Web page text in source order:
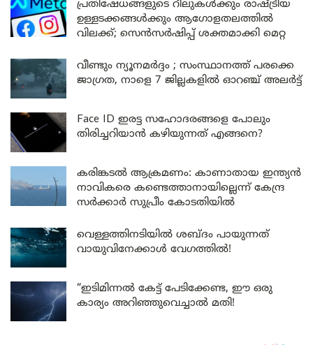
പ്രതിഷേധങ്ങളുടെ റീലുകൾക്കും രാഷ്ട്രീയ
ഉള്ളടക്കങ്ങൾക്കും ആഗോളതലത്തിൽ
വിലക്ക്; സെൻസർഷിപ്പ് ശക്തമാക്കി മെറ്റ
വീണ്ടും ന്യൂനമർദ്ദം ; സംസ്ഥാനത്ത് പരക്കെ
ജാഗ്രത, നാളെ 7 ജില്ലകളിൽ ഓറഞ്ച് അലർട്ട്
Face ID ഇരട്ട സഹോദരങ്ങളെ പോലും
തിരിച്ചറിയാൻ കഴിയുന്നത് എങ്ങനെ?
കരിങ്കടൽ ആക്രമണം: കാണാതായ ഇന്ത്യൻ
നാവികരെ കണ്ടെത്താനായില്ലെന്ന് കേന്ദ്ര
സർക്കാർ സുപ്രീം കോടതിയിൽ
വെള്ളത്തിനടിയിൽ ശബ്ദം പായുന്നത്
വായുവിനേക്കാൾ വേഗത്തിൽ!
“ഇടിമിന്നൽ കേട്ട് പേടിക്കേണ്ട, ഈ ഒരു
കാര്യം അറിഞ്ഞുവെച്ചാൽ മതി!